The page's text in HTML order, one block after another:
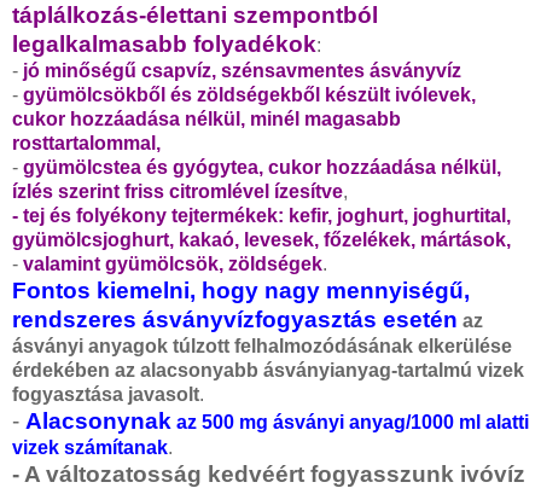
táplálkozás-élettani szempontból
legalkalmasabb folyadékok:
- jó minőségű csapvíz, szénsavmentes ásványvíz
- gyümölcsökből és zöldségekből készült ivólevek,
cukor hozzáadása nélkül, minél magasabb
rosttartalommal,
- gyümölcstea és gyógytea, cukor hozzáadása nélkül,
ízlés szerint friss citromlével ízesítve,
- tej és folyékony tejtermékek: kefir, joghurt, joghurtital,
gyümölcsjoghurt, kakaó, levesek, főzelékek, mártások,
- valamint gyümölcsök, zöldségek.
Fontos kiemelni, hogy nagy mennyiségű,
rendszeres ásványvízfogyasztás esetén az
ásványi anyagok túlzott felhalmozódásának elkerülése
érdekében az alacsonyabb ásványianyag-tartalmú vizek
fogyasztása javasolt.
- Alacsonynak az 500 mg ásványi anyag/1000 ml alatti
vizek számítanak.
- A változatosság kedvéért fogyasszunk ivóvíz